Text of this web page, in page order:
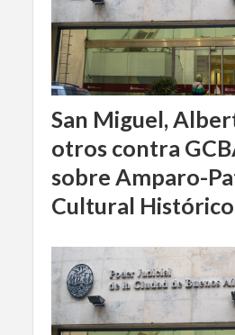
San Miguel,
otros contra
sobre Amparo-
Cultural Histórico